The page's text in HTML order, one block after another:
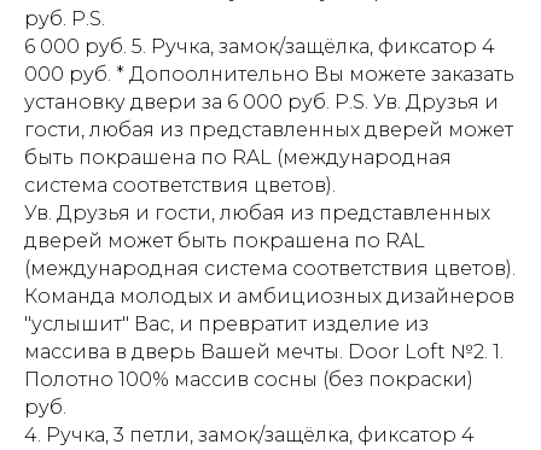
руб. P.S.
6 000 руб. 5. Ручка, замок/защёлка, фиксатор 4
000 руб. * Допоолнительно Вы можете заказать
установку двери за 6 000 руб. P.S. Ув. Друзья и
гости, любая из представленных дверей может
быть покрашена по RAL (международная
система соответствия цветов).
Ув. Друзья и гости, любая из представленных
дверей может быть покрашена по RAL
(международная система соответствия цветов).
Команда молодых и амбициозных дизайнеров
"услышит" Вас, и превратит изделие из
массива в дверь Вашей мечты. Door Loft №2. 1.
Полотно 100% массив сосны (без покраски)
руб.
4. Ручка, 3 петли, замок/защёлка, фиксатор 4